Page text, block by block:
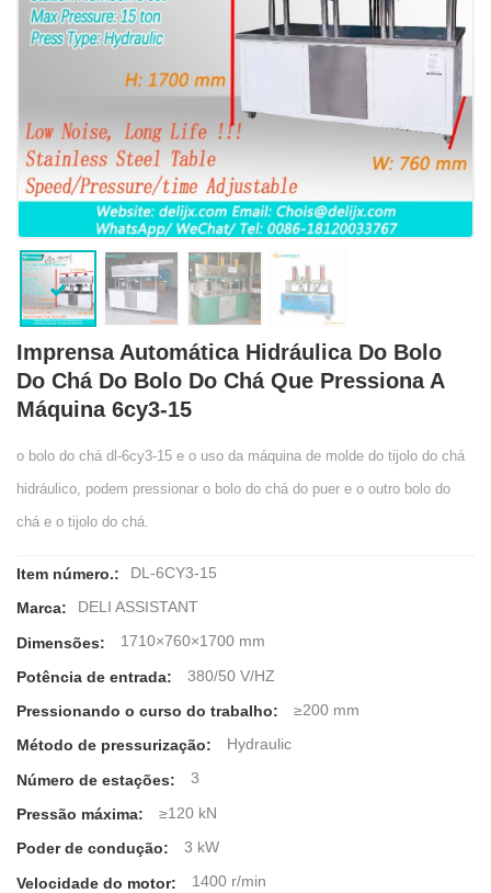
Imprensa Automática Hidráulica Do Bolo
Do Chá Do Bolo Do Chá Que Pressiona A
Máquina 6cy3-15
o bolo do chá dl-6cy3-15 e o uso da máquina de molde do tijolo do chá
hidráulico, podem pressionar o bolo do chá do puer e o outro bolo do
chá e o tijolo do chá.
Item número.: DL-6CY3-15
Marca: DELI ASSISTANT
Dimensões: 1710×760×1700 mm
Potência de entrada: 380/50 V/HZ
Pressionando o curso do trabalho: ≥200 mm
Método de pressurização: Hydraulic
Número de estações: 3
Pressão máxima: ≥120 kN
Poder de condução: 3 kW
Velocidade do motor: 1400 r/min